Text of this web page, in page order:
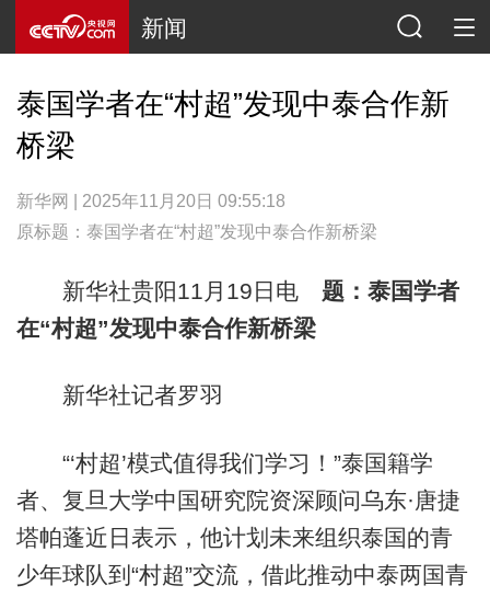
新闻
泰国学者在“村超”发现中泰合作新
桥梁
新华网 | 2025年11月20日 09:55:18
原标题：泰国学者在“村超”发现中泰合作新桥梁
新华社贵阳11月19日电 题：泰国学者
在“村超”发现中泰合作新桥梁
新华社记者罗羽
“‘村超’模式值得我们学习！”泰国籍学
者、复旦大学中国研究院资深顾问乌东·唐捷
塔帕蓬近日表示，他计划未来组织泰国的青
少年球队到“村超”交流，借此推动中泰两国青